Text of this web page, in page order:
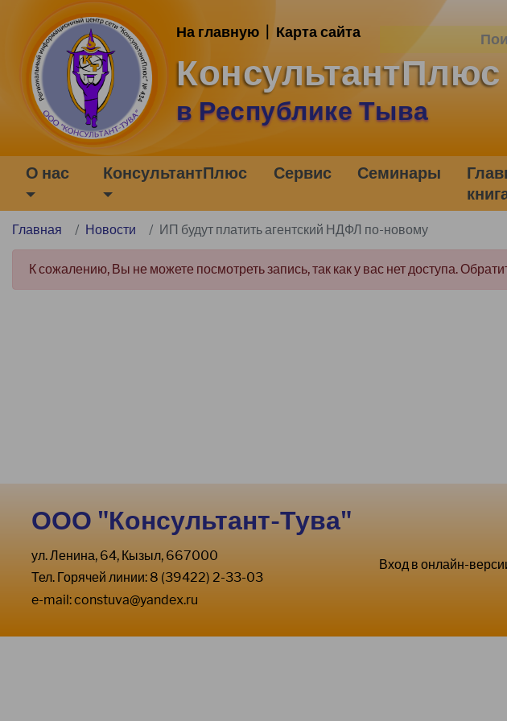
На главную Карта сайта
КонсультантПлюс
в Республике Тыва
О нас КонсультантПлюс Сервис Семинары
Главная Новости ИП будут платить агентский НДФЛ по-новому
К сожалению, Вы не можете посмотреть запись, так как у вас нет доступа.
ООО "Консультант-Тува"
ул. Ленина, 64, Кызыл, 667000
Тел. Горячей линии: 8 (39422) 2-33-03
e-mail:constuva@yandex.ru
Вход в онлайн-